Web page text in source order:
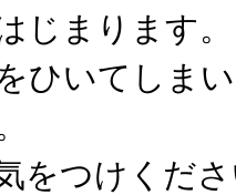
じまります。
ひいてしま
をつけくだ